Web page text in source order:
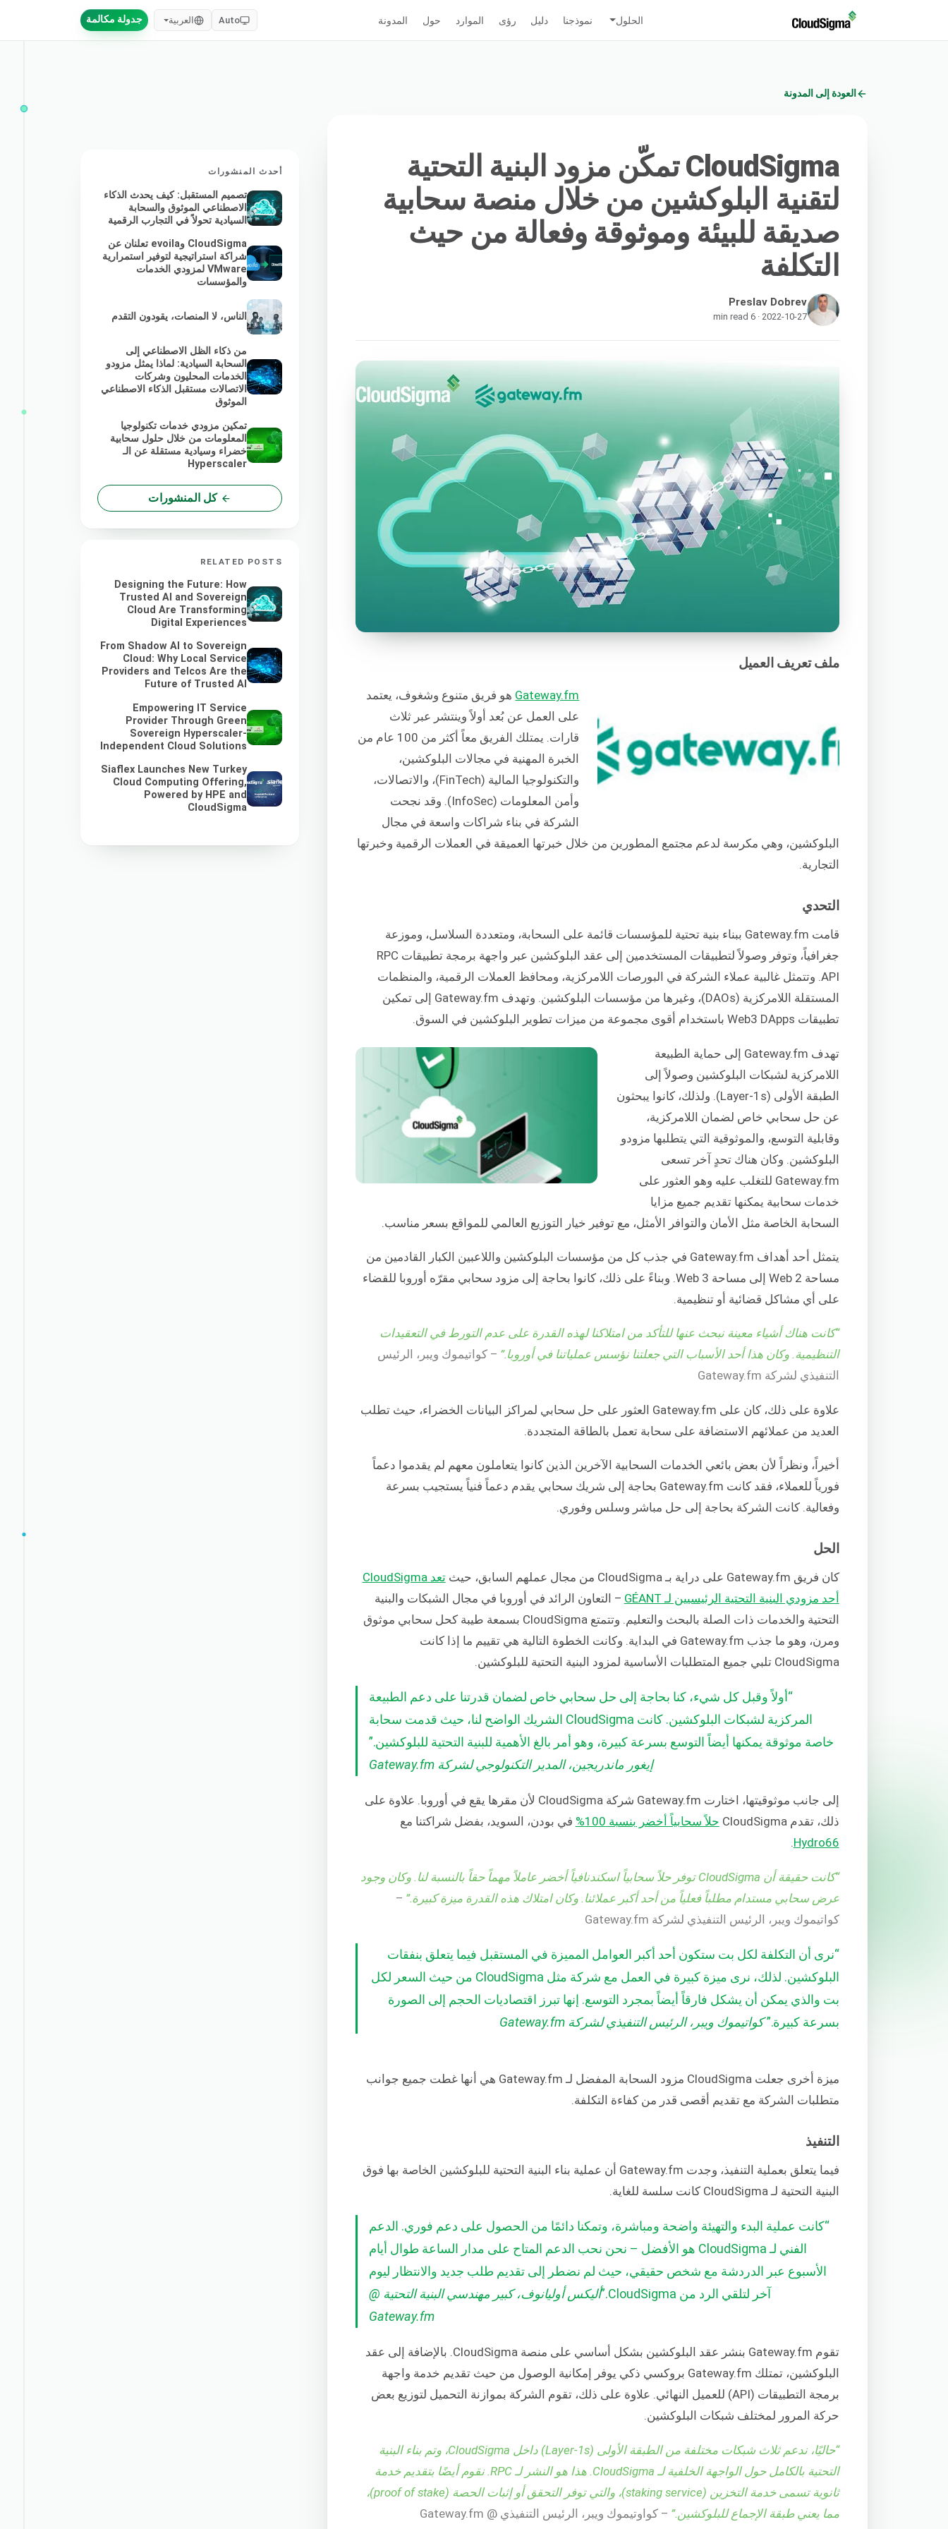
الحلول نموذجنا دليل رؤى الموارد حول المدونة Auto العربية جدولة مكالمة
العودة إلى المدونة
CloudSigma تمكّن مزود البنية التحتية
لتقنية البلوكشين من خلال منصة سحابية
صديقة للبيئة وموثوقة وفعالة من حيث
التكلفة
Preslav Dobrev
2022-10-27 · 6 min read
ملف تعريف العميل
Gateway.fm هو فريق متنوع وشغوف، يعتمد
على العمل عن بُعد أولاً وينتشر عبر ثلاث
قارات. يمتلك الفريق معاً أكثر من 100 عام من
الخبرة المهنية في مجالات البلوكشين،
والتكنولوجيا المالية (FinTech)، والاتصالات،
وأمن المعلومات (InfoSec). وقد نجحت
الشركة في بناء شراكات واسعة في مجال
البلوكشين، وهي مكرسة لدعم مجتمع المطورين من خلال خبرتها العميقة في العملات الرقمية وخبرتها
التجارية.
التحدي
قامت Gateway.fm ببناء بنية تحتية للمؤسسات قائمة على السحابة، ومتعددة السلاسل، وموزعة
جغرافياً، وتوفر وصولاً لتطبيقات المستخدمين إلى عقد البلوكشين عبر واجهة برمجة تطبيقات RPC
API. وتتمثل غالبية عملاء الشركة في البورصات اللامركزية، ومحافظ العملات الرقمية، والمنظمات
المستقلة اللامركزية (DAOs)، وغيرها من مؤسسات البلوكشين. وتهدف Gateway.fm إلى تمكين
تطبيقات Web3 DApps باستخدام أقوى مجموعة من ميزات تطوير البلوكشين في السوق.
تهدف Gateway.fm إلى حماية الطبيعة
اللامركزية لشبكات البلوكشين وصولاً إلى
الطبقة الأولى (Layer-1s). ولذلك، كانوا يبحثون
عن حل سحابي خاص لضمان اللامركزية،
وقابلية التوسع، والموثوقية التي يتطلبها مزودو
البلوكشين. وكان هناك تحدٍ آخر تسعى
Gateway.fm للتغلب عليه وهو العثور على
خدمات سحابية يمكنها تقديم جميع مزايا
السحابة الخاصة مثل الأمان والتوافر الأمثل، مع توفير خيار التوزيع العالمي للمواقع بسعر مناسب.
يتمثل أحد أهداف Gateway.fm في جذب كل من مؤسسات البلوكشين واللاعبين الكبار القادمين من
مساحة Web 2 إلى مساحة Web 3. وبناءً على ذلك، كانوا بحاجة إلى مزود سحابي مقرّه أوروبا للقضاء
على أي مشاكل قضائية أو تنظيمية.
“كانت هناك أشياء معينة نبحث عنها للتأكد من امتلاكنا لهذه القدرة على عدم التورط في التعقيدات
التنظيمية. وكان هذا أحد الأسباب التي جعلتنا نؤسس عملياتنا في أوروبا.” – كواتيموك ويبر، الرئيس
التنفيذي لشركة Gateway.fm
علاوة على ذلك، كان على Gateway.fm العثور على حل سحابي لمراكز البيانات الخضراء، حيث تطلب
العديد من عملائهم الاستضافة على سحابة تعمل بالطاقة المتجددة.
أخيراً، ونظراً لأن بعض بائعي الخدمات السحابية الآخرين الذين كانوا يتعاملون معهم لم يقدموا دعماً
فورياً للعملاء، فقد كانت Gateway.fm بحاجة إلى شريك سحابي يقدم دعماً فنياً يستجيب بسرعة
وفعالية. كانت الشركة بحاجة إلى حل مباشر وسلس وفوري.
الحل
كان فريق Gateway.fm على دراية بـ CloudSigma من مجال عملهم السابق، حيث
تعد CloudSigma
أحد مزودي البنية التحتية الرئيسيين لـ GÉANT
– التعاون الرائد في أوروبا في مجال الشبكات والبنية
التحتية والخدمات ذات الصلة بالبحث والتعليم. وتتمتع CloudSigma بسمعة طيبة كحل سحابي موثوق
ومرن، وهو ما جذب Gateway.fm في البداية. وكانت الخطوة التالية هي تقييم ما إذا كانت
CloudSigma تلبي جميع المتطلبات الأساسية لمزود البنية التحتية للبلوكشين.
“أولاً وقبل كل شيء، كنا بحاجة إلى حل سحابي خاص لضمان قدرتنا على دعم الطبيعة
المركزية لشبكات البلوكشين. كانت CloudSigma الشريك الواضح لنا، حيث قدمت سحابة
خاصة موثوقة يمكنها أيضاً التوسع بسرعة كبيرة، وهو أمر بالغ الأهمية للبنية التحتية للبلوكشين.”
إيغور ماندريجين، المدير التكنولوجي لشركة Gateway.fm
إلى جانب موثوقيتها، اختارت Gateway.fm شركة CloudSigma لأن مقرها يقع في أوروبا. علاوة على
ذلك، تقدم CloudSigma
حلاً سحابياً أخضر بنسبة 100%
في بودن، السويد، بفضل شراكتنا مع
Hydro66
.
“كانت حقيقة أن CloudSigma توفر حلاً سحابياً اسكندنافياً أخضر عاملاً مهماً حقاً بالنسبة لنا. وكان وجود
عرض سحابي مستدام مطلباً فعلياً من أحد أكبر عملائنا. وكان امتلاك هذه القدرة ميزة كبيرة.” –
كواتيموك ويبر، الرئيس التنفيذي لشركة Gateway.fm
“نرى أن التكلفة لكل بت ستكون أحد أكبر العوامل المميزة في المستقبل فيما يتعلق بنفقات
البلوكشين. لذلك، نرى ميزة كبيرة في العمل مع شركة مثل CloudSigma من حيث السعر لكل
بت والذي يمكن أن يشكل فارقاً أيضاً بمجرد التوسع. إنها تبرز اقتصاديات الحجم إلى الصورة
بسرعة كبيرة.”كواتيموك ويبر، الرئيس التنفيذي لشركة Gateway.fm
ميزة أخرى جعلت CloudSigma مزود السحابة المفضل لـ Gateway.fm هي أنها غطت جميع جوانب
متطلبات الشركة مع تقديم أقصى قدر من كفاءة التكلفة.
التنفيذ
فيما يتعلق بعملية التنفيذ، وجدت Gateway.fm أن عملية بناء البنية التحتية للبلوكشين الخاصة بها فوق
البنية التحتية لـ CloudSigma كانت سلسة للغاية.
“كانت عملية البدء والتهيئة واضحة ومباشرة، وتمكنا دائمًا من الحصول على دعم فوري. الدعم
الفني لـ CloudSigma هو الأفضل – نحن نحب الدعم المتاح على مدار الساعة طوال أيام
الأسبوع عبر الدردشة مع شخص حقيقي، حيث لم نضطر إلى تقديم طلب جديد والانتظار ليوم
آخر لتلقي الرد من CloudSigma.”
أليكس أوليانوف، كبير مهندسي البنية التحتية @
Gateway.fm
تقوم Gateway.fm بنشر عقد البلوكشين بشكل أساسي على منصة CloudSigma. بالإضافة إلى عقد
البلوكشين، تمتلك Gateway.fm بروكسي ذكي يوفر إمكانية الوصول من حيث تقديم خدمة واجهة
برمجة التطبيقات (API) للعميل النهائي. علاوة على ذلك، تقوم الشركة بموازنة التحميل لتوزيع بعض
حركة المرور لمختلف شبكات البلوكشين.
“حاليًا، ندعم ثلاث شبكات مختلفة من الطبقة الأولى (Layer-1s) داخل CloudSigma، وتم بناء البنية
التحتية بالكامل حول الواجهة الخلفية لـ CloudSigma. هذا هو النشر لـ RPC. نقوم أيضًا بتقديم خدمة
ثانوية تسمى خدمة التخزين (staking service)، والتي توفر التحقق أو إثبات الحصة (proof of stake)،
مما يعني طبقة الإجماع للبلوكشين.” – كواوتيموك ويبر، الرئيس التنفيذي @ Gateway.fm
أحدث المنشورات
تصميم المستقبل: كيف يحدث الذكاء
الاصطناعي الموثوق والسحابة
السيادية تحولاً في التجارب الرقمية
CloudSigma وevoila تعلنان عن
شراكة استراتيجية لتوفير استمرارية
VMware لمزودي الخدمات
والمؤسسات
الناس، لا المنصات، يقودون التقدم
من ذكاء الظل الاصطناعي إلى
السحابة السيادية: لماذا يمثل مزودو
الخدمات المحليون وشركات
الاتصالات مستقبل الذكاء الاصطناعي
الموثوق
تمكين مزودي خدمات تكنولوجيا
المعلومات من خلال حلول سحابية
خضراء وسيادية مستقلة عن الـ
Hyperscaler
كل المنشورات
RELATED POSTS
Designing the Future: How
Trusted AI and Sovereign
Cloud Are Transforming
Digital Experiences
From Shadow AI to Sovereign
Cloud: Why Local Service
Providers and Telcos Are the
Future of Trusted AI
Empowering IT Service
Provider Through Green
Sovereign Hyperscaler-
Independent Cloud Solutions
Siaflex Launches New Turkey
Cloud Computing Offering,
Powered by HPE and
CloudSigma